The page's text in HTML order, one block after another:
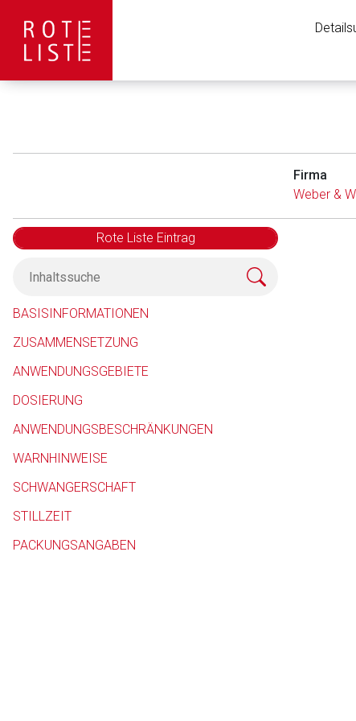
Firma
Weber &
Rote Liste Eintrag
BASISINFORMATIONEN
ZUSAMMENSETZUNG
ANWENDUNGSGEBIETE
DOSIERUNG
ANWENDUNGSBESCHRÄNKUNGEN
WARNHINWEISE
SCHWANGERSCHAFT
STILLZEIT
PACKUNGSANGABEN
Aufruf einer
Der von Ihnen